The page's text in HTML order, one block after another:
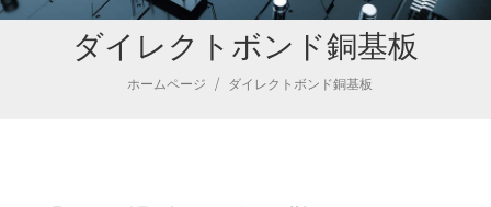
ダイレクトボンド銅基板
ホームページ / ダイレクトボンド銅基板